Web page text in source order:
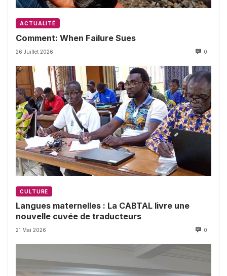
ACTUALITÉ
Comment: When Failure Sues
26 Juillet 2026 0
CULTURE
Langues maternelles : La CABTAL livre une
nouvelle cuvée de traducteurs
21 Mai 2026 0